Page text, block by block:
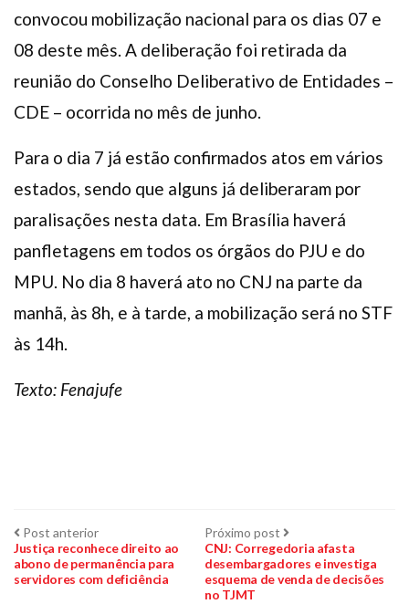
convocou mobilização nacional para os dias 07 e
08 deste mês. A deliberação foi retirada da
reunião do Conselho Deliberativo de Entidades –
CDE – ocorrida no mês de junho.
Para o dia 7 já estão confirmados atos em vários
estados, sendo que alguns já deliberaram por
paralisações nesta data. Em Brasília haverá
panfletagens em todos os órgãos do PJU e do
MPU. No dia 8 haverá ato no CNJ na parte da
manhã, às 8h, e à tarde, a mobilização será no STF
às 14h.
Texto: Fenajufe
Navegação
de
Post anteriorPost
anterior:
Justiça reconhece direito ao
abono de permanência para
servidores com deficiência
Próximo post Próximo
post:
CNJ: Corregedoria afasta
desembargadores e investiga
esquema de venda de decisões
no TJMT